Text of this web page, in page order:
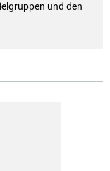
und den